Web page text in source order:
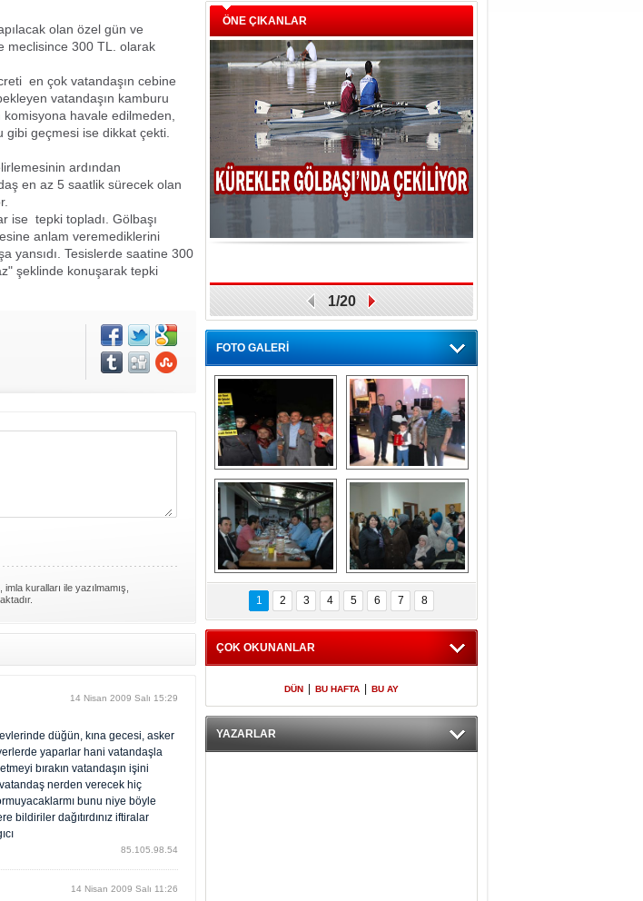
olan özel gün ve
meclisince 300 TL. olarak
en çok vatandaşın cebine
vatandaşın kamburu
komisyona havale edilmeden,
gibi geçmesi ise dikkat çekti.
ardından
en az 5 saatlik sürecek olan
ise tepki topladı. Gölbaşı
anlam veremediklerini
yansıdı. Tesislerde saatine 300
şeklinde konuşarak tepki
kuralları ile yazılmamış,
14 Nisan 2009 Salı 15:29
düğün, kına gecesi, asker
yaparlar hani vatandaşla
bırakın vatandaşın işini
nerden verecek hiç
bunu niye böyle
bildiriler dağıtırdınız iftiralar
85.105.98.54
14 Nisan 2009 Salı 11:26
ÖNE ÇIKANLAR
1/20
FOTO GALERİ
Gölbaşı GAZZE
İÇİN YÜRÜDÜ
Kaymakamlıktan
iftar yemeği
Kaymakamlıktan
iftar yemeği
NERGÜL
YILDIRIM SEÇİM
BÜROSUNU AÇTI
1 2 3 4 5 6 7 8
ÇOK OKUNANLAR
DÜN BU HAFTA BU AY
YAZARLAR